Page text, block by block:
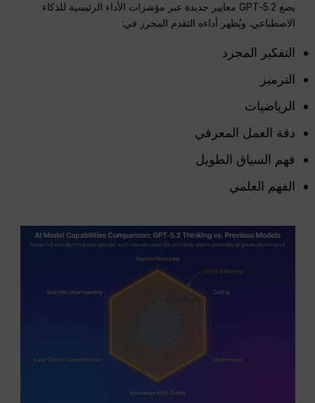
يضع GPT‑5.2 معايير جديدة عبر مؤشرات الأداء الرئيسية للذكاء
الاصطناعي. ويُظهر أداءه التقدم المحرز في:
التفكير المجرد
الترميز
الرياضيات
دقة العمل المعرفي
فهم السياق الطويل
الفهم العلمي